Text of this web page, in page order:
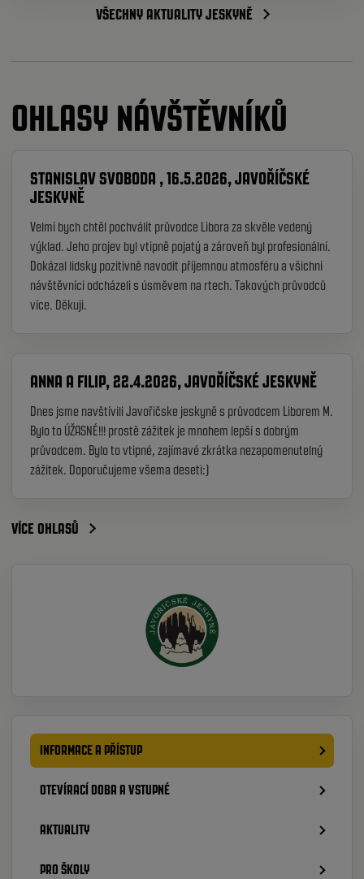
VŠECHNY AKTUALITY JESKYNĚ
OHLASY NÁVŠTĚVNÍKŮ
STANISLAV SVOBODA , 16.5.2026, JAVOŘÍČSKÉ
JESKYNĚ
Velmi bych chtěl pochválit průvodce Libora za skvěle vedený
výklad. Jeho projev byl vtipně pojatý a zároveň byl profesionální.
Dokázal lidsky pozitivně navodit příjemnou atmosféru a všichni
návštěvníci odcházeli s úsměvem na rtech. Takových průvodců
více. Děkuji.
ANNA A FILIP, 22.4.2026, JAVOŘÍČSKÉ JESKYNĚ
Dnes jsme navštívili Javořičske jeskyně s průvodcem Liborem M.
Bylo to ÚŽASNÉ!!! prostě zážitek je mnohem lepší s dobrým
průvodcem. Bylo to vtipné, zajímavé zkrátka nezapomenutelný
zážitek. Doporučujeme všema deseti:)
VÍCE OHLASŮ
INFORMACE A PŘÍSTUP
OTEVÍRACÍ DOBA A VSTUPNÉ
AKTUALITY
PRO ŠKOLY